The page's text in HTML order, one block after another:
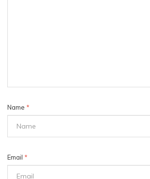
Name *
Email *